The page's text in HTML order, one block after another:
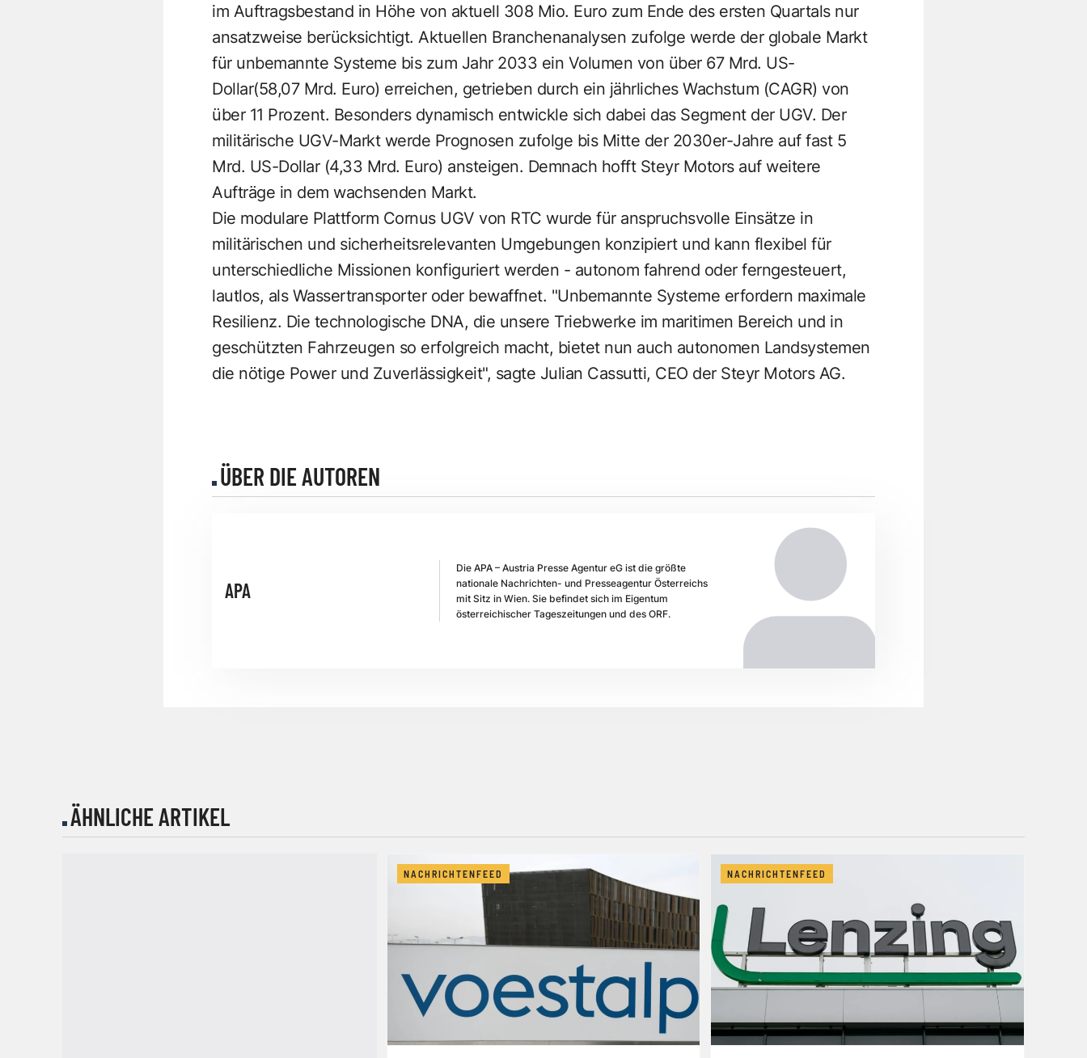
im Auftragsbestand in Höhe von aktuell 308 Mio. Euro zum Ende des ersten Quartals nur
ansatzweise berücksichtigt. Aktuellen Branchenanalysen zufolge werde der globale Markt
für unbemannte Systeme bis zum Jahr 2033 ein Volumen von über 67 Mrd. US-
Dollar(58,07 Mrd. Euro) erreichen, getrieben durch ein jährliches Wachstum (CAGR) von
über 11 Prozent. Besonders dynamisch entwickle sich dabei das Segment der UGV. Der
militärische UGV-Markt werde Prognosen zufolge bis Mitte der 2030er-Jahre auf fast 5
Mrd. US-Dollar (4,33 Mrd. Euro) ansteigen. Demnach hofft Steyr Motors auf weitere
Aufträge in dem wachsenden Markt.
Die modulare Plattform Cornus UGV von RTC wurde für anspruchsvolle Einsätze in
militärischen und sicherheitsrelevanten Umgebungen konzipiert und kann flexibel für
unterschiedliche Missionen konfiguriert werden - autonom fahrend oder ferngesteuert,
lautlos, als Wassertransporter oder bewaffnet. "Unbemannte Systeme erfordern maximale
Resilienz. Die technologische DNA, die unsere Triebwerke im maritimen Bereich und in
geschützten Fahrzeugen so erfolgreich macht, bietet nun auch autonomen Landsystemen
die nötige Power und Zuverlässigkeit", sagte Julian Cassutti, CEO der Steyr Motors AG.
ÜBER DIE AUTOREN
APA
Die APA – Austria Presse Agentur eG ist die größte
nationale Nachrichten- und Presseagentur Österreichs
mit Sitz in Wien. Sie befindet sich im Eigentum
österreichischer Tageszeitungen und des ORF.
ÄHNLICHE ARTIKEL
NACHRICHTENFEED NACHRICHTENFEED